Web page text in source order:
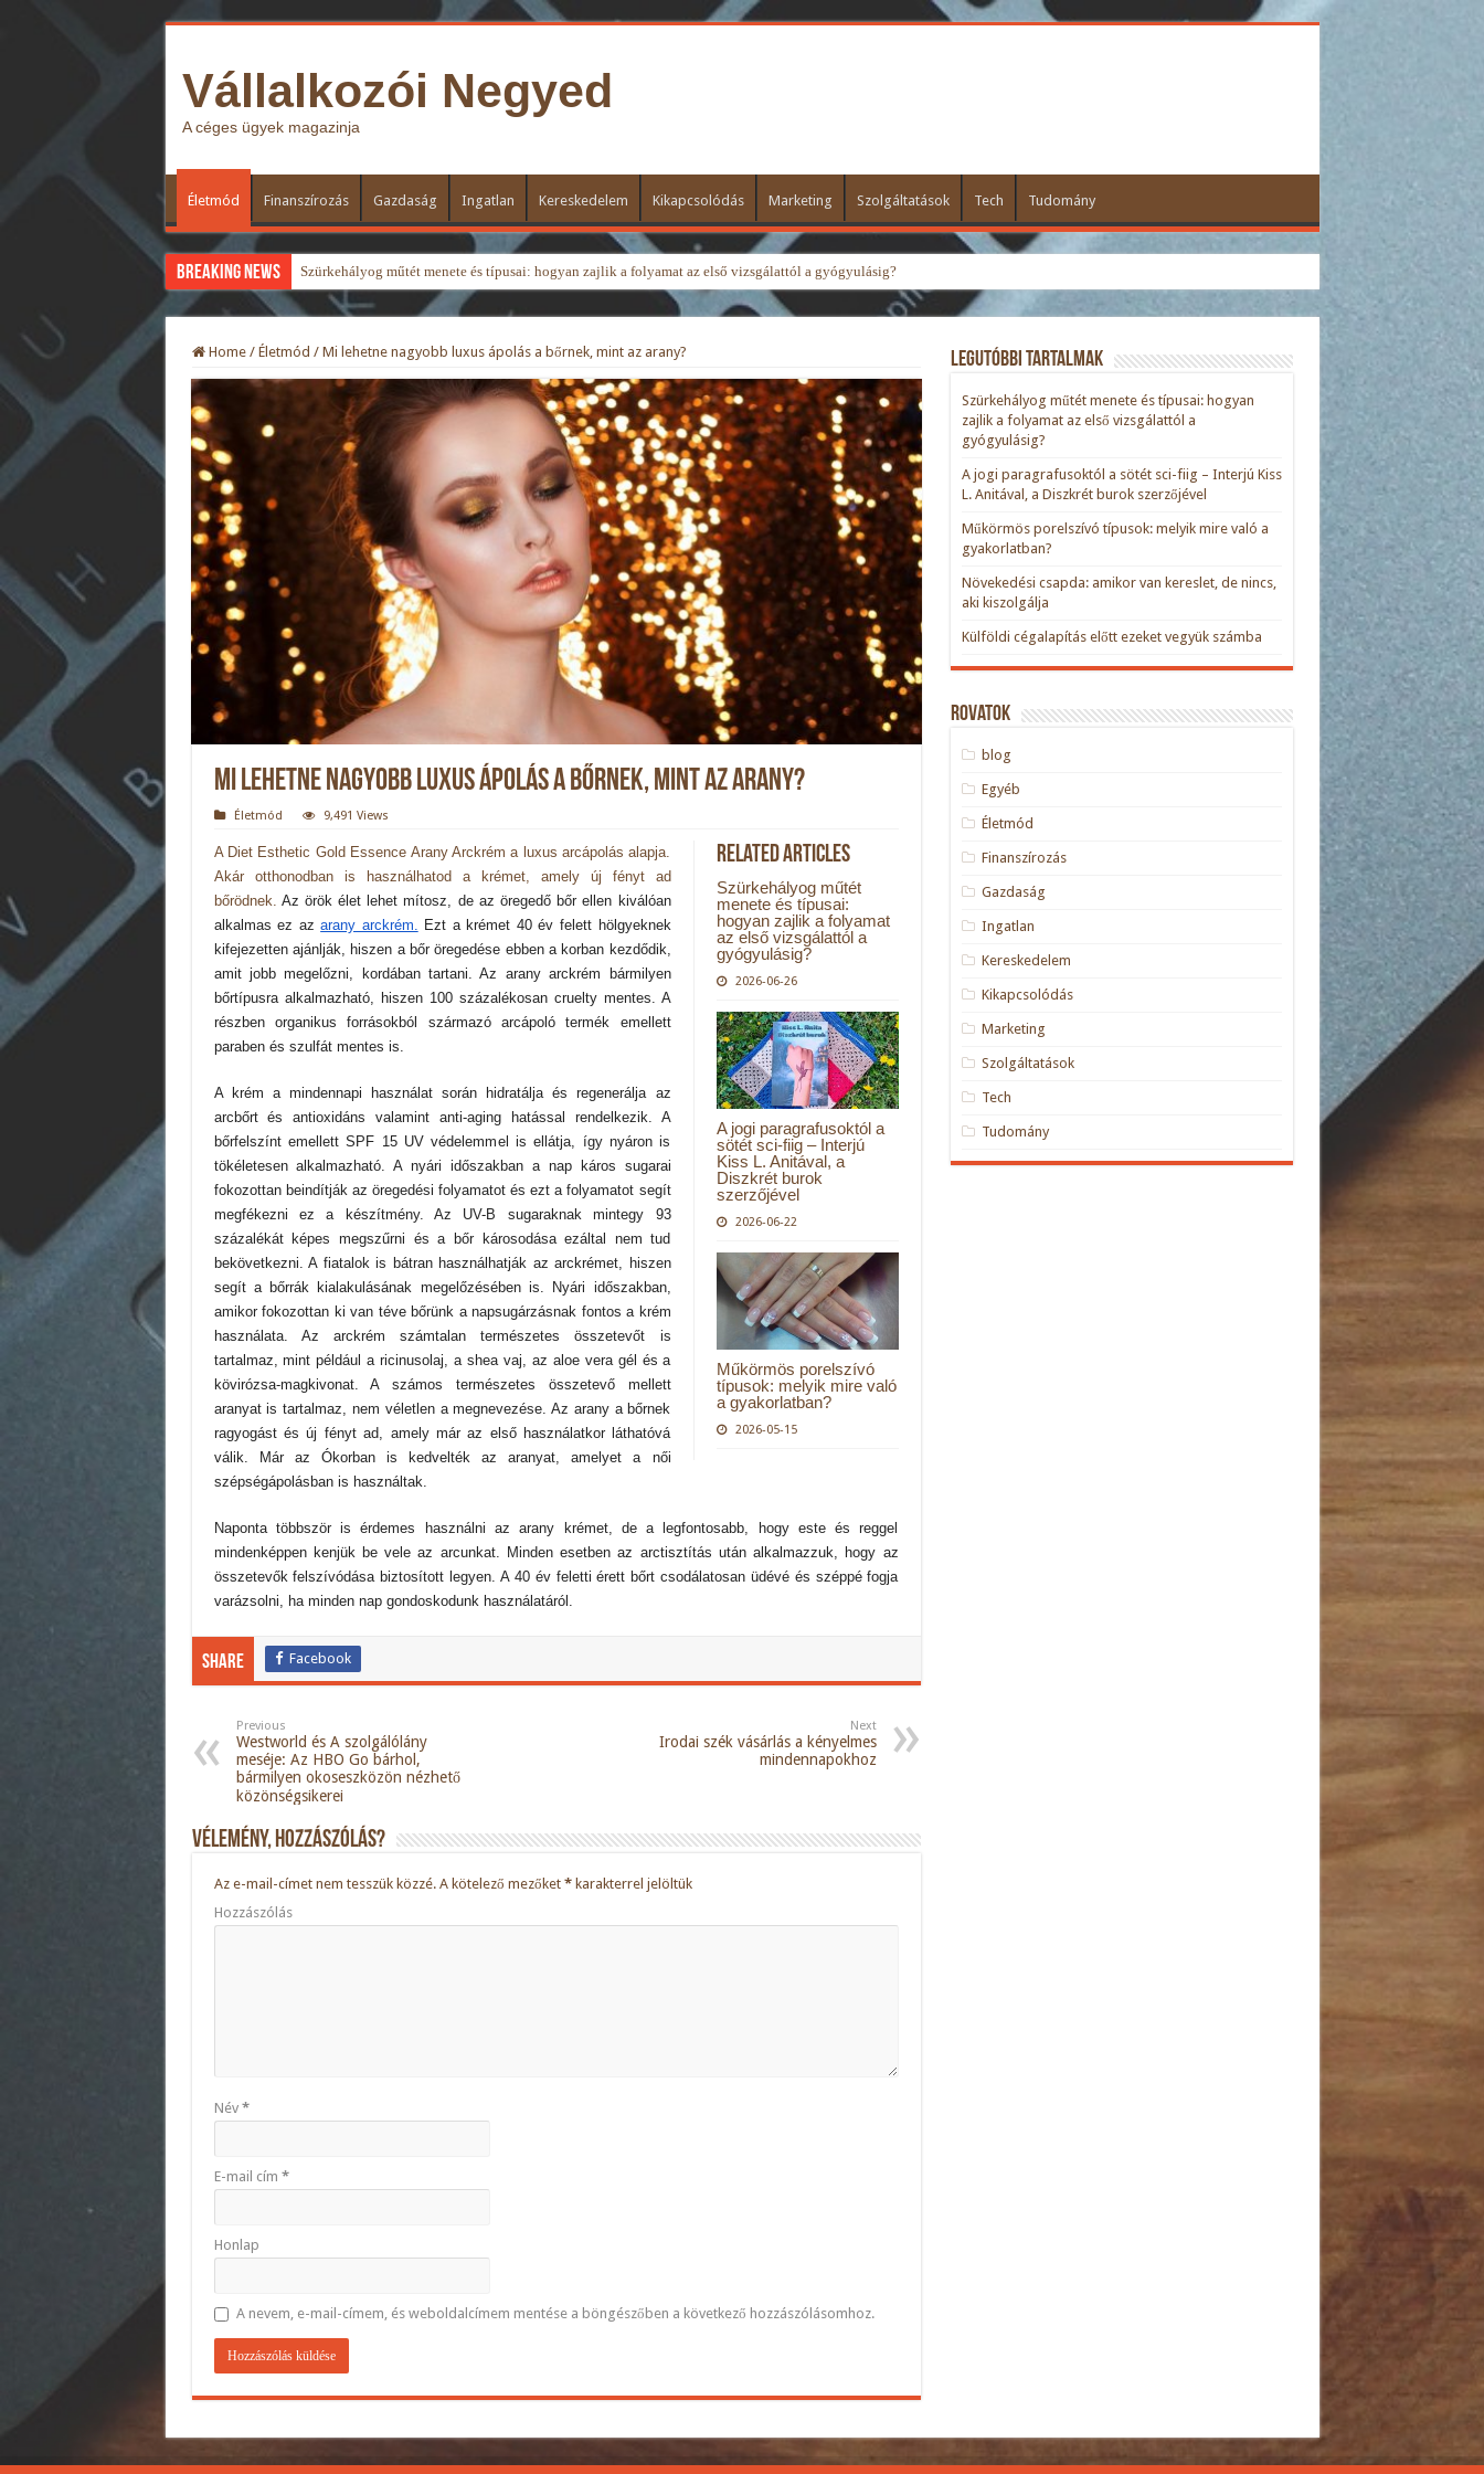
Vállalkozói Negyed
A céges ügyek magazinja
Életmód Finanszírozás Gazdaság Ingatlan Kereskedelem Kikapcsolódás Marketing Szolgáltatások Tech Tudomány
Breaking News Szürkehályog műtét menete és típusai: hogyan zajlik a folyamat az első vizsgálattól a gyógyulásig?
Home / Életmód / Mi lehetne nagyobb luxus ápolás a bőrnek, mint az arany?
Mi lehetne nagyobb luxus ápolás a bőrnek, mint az arany?
Életmód 9,491 Views
Related Articles
Szürkehályog műtét
menete és típusai:
hogyan zajlik a folyamat
az első vizsgálattól a
gyógyulásig?
2026-06-26
A jogi paragrafusoktól a
sötét sci-fiig – Interjú
Kiss L. Anitával, a
Diszkrét burok
szerzőjével
2026-06-22
Műkörmös porelszívó
típusok: melyik mire való
a gyakorlatban?
2026-05-15
A Diet Esthetic Gold Essence Arany Arckrém a luxus arcápolás alapja.
Akár otthonodban is használhatod a krémet, amely új fényt ad
bőrödnek. Az örök élet lehet mítosz, de az öregedő bőr ellen kiválóan
alkalmas ez azarany arckrém. Ezt a krémet 40 év felett hölgyeknek
kifejezetten ajánlják, hiszen a bőr öregedése ebben a korban kezdődik,
amit jobb megelőzni, kordában tartani. Az arany arckrém bármilyen
bőrtípusra alkalmazható, hiszen 100 százalékosan cruelty mentes. A
részben organikus forrásokból származó arcápoló termék emellett
paraben és szulfát mentes is.
A krém a mindennapi használat során hidratálja és regenerálja az
arcbőrt és antioxidáns valamint anti-aging hatással rendelkezik. A
bőrfelszínt emellett SPF 15 UV védelemmel is ellátja, így nyáron is
tökéletesen alkalmazható. A nyári időszakban a nap káros sugarai
fokozottan beindítják az öregedési folyamatot és ezt a folyamatot segít
megfékezni ez a készítmény. Az UV-B sugaraknak mintegy 93
százalékát képes megszűrni és a bőr károsodása ezáltal nem tud
bekövetkezni. A fiatalok is bátran használhatják az arckrémet, hiszen
segít a bőrrák kialakulásának megelőzésében is. Nyári időszakban,
amikor fokozottan ki van téve bőrünk a napsugárzásnak fontos a krém
használata. Az arckrém számtalan természetes összetevőt is
tartalmaz, mint például a ricinusolaj, a shea vaj, az aloe vera gél és a
kövirózsa-magkivonat. A számos természetes összetevő mellett
aranyat is tartalmaz, nem véletlen a megnevezése. Az arany a bőrnek
ragyogást és új fényt ad, amely már az első használatkor láthatóvá
válik. Már az Ókorban is kedvelték az aranyat, amelyet a női
szépségápolásban is használtak.
Naponta többször is érdemes használni az arany krémet, de a legfontosabb, hogy este és reggel
mindenképpen kenjük be vele az arcunkat. Minden esetben az arctisztítás után alkalmazzuk, hogy az
összetevők felszívódása biztosított legyen. A 40 év feletti érett bőrt csodálatosan üdévé és széppé fogja
varázsolni, ha minden nap gondoskodunk használatáról.
Share Facebook
Previous
Westworld és A szolgálólány
meséje: Az HBO Go bárhol,
bármilyen okoseszközön nézhető
közönségsikerei
Next
Irodai szék vásárlás a kényelmes
mindennapokhoz
Vélemény, hozzászólás?
Az e-mail-címet nem tesszük közzé.A kötelező mezőket *karakterrel jelöltük
Hozzászólás
Név *
E-mail cím *
Honlap
A nevem, e-mail-címem, és weboldalcímem mentése a böngészőben a következő hozzászólásomhoz.
Legutóbbi tartalmak
Szürkehályog műtét menete és típusai: hogyan
zajlik a folyamat az első vizsgálattól a
gyógyulásig?
A jogi paragrafusoktól a sötét sci-fiig – Interjú Kiss
L. Anitával, a Diszkrét burok szerzőjével
Műkörmös porelszívó típusok: melyik mire való a
gyakorlatban?
Növekedési csapda: amikor van kereslet, de nincs,
aki kiszolgálja
Külföldi cégalapítás előtt ezeket vegyük számba
Rovatok
blog
Egyéb
Életmód
Finanszírozás
Gazdaság
Ingatlan
Kereskedelem
Kikapcsolódás
Marketing
Szolgáltatások
Tech
Tudomány